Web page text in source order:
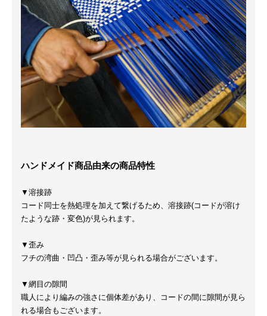
ハンドメイド商品由来の商品特性
▼溶接跡
コード同士を熱処理を加えて繋げるため、溶接跡(コードが溶け
たような跡・変色)が見られます。
▼歪み
フチの湾曲・凹凸・歪み等が見られる場合がございます。
▼網目の隙間
職人により編みの強さに個体差があり、コードの間に隙間が見ら
れる場合もございます。